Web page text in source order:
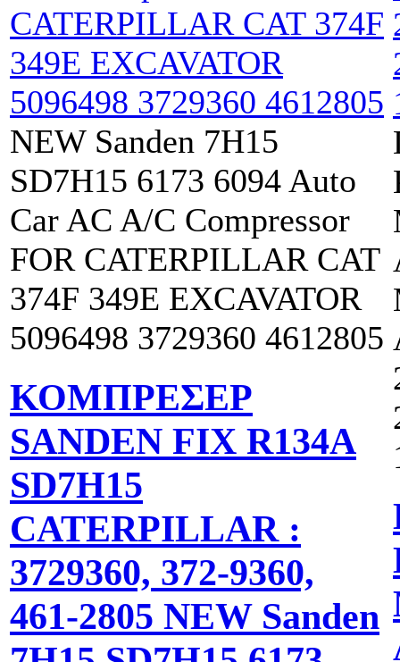
NEW Sanden 7H15
SD7H15 6173 6094 Auto
Car AC A/C Compressor
FOR CATERPILLAR CAT
374F 349E EXCAVATOR
5096498 3729360 4612805
ΚΟΜΠΡΕΣΕΡ
SANDEN FIX R134A
SD7H15
CATERPILLAR :
3729360, 372-9360,
461-2805 NEW Sanden